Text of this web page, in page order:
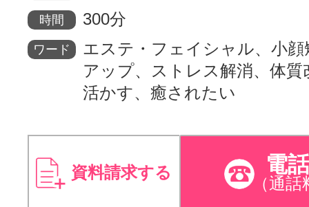
時間 300分
ワード
エステ・フェイシャル、小顔
アップ、ストレス解消、体質
活かす、癒されたい
資料請求する 電
（通話